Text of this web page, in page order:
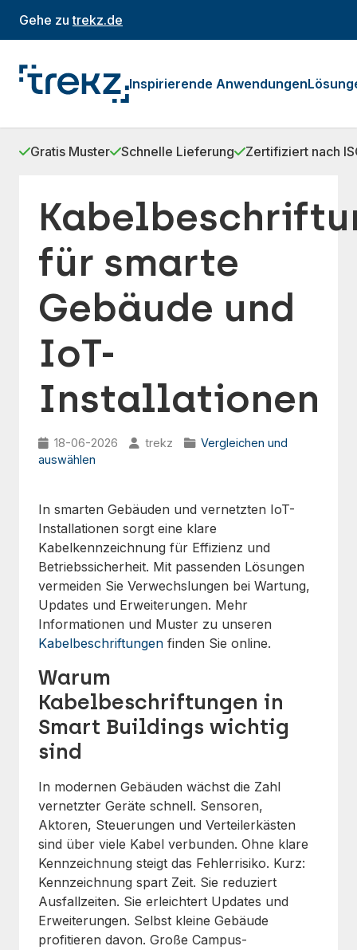
Gehe zutrekz.de
Inspirierende Anwendungen
Gratis Muster Schnelle Lieferung Zertifiziert nach
für smarte
Gebäude und
IoT-
Installationen
18-06-2026 trekz
Vergleichen und
auswählen
In smarten Gebäuden und vernetzten IoT-
Installationen sorgt eine klare
Kabelkennzeichnung für Effizienz und
Betriebssicherheit. Mit passenden Lösungen
vermeiden Sie Verwechslungen bei Wartung,
Updates und Erweiterungen. Mehr
Informationen und Muster zu unseren
Kabelbeschriftungen finden Sie online.
Warum
Kabelbeschriftungen in
Smart Buildings wichtig
sind
In modernen Gebäuden wächst die Zahl
vernetzter Geräte schnell. Sensoren,
Aktoren, Steuerungen und Verteilerkästen
sind über viele Kabel verbunden. Ohne klare
Kennzeichnung steigt das Fehlerrisiko. Kurz:
Kennzeichnung spart Zeit. Sie reduziert
Ausfallzeiten. Sie erleichtert Updates und
Erweiterungen. Selbst kleine Gebäude
profitieren davon. Große Campus-